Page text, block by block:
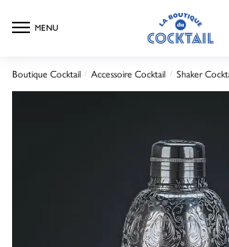
MENU
Boutique Cocktail / Accessoire Cocktail / Shaker